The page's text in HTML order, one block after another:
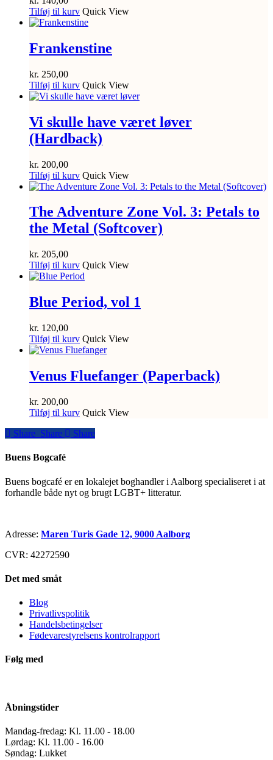
Tilføj til kurv Quick View
Frankenstine
kr. 250,00
Tilføj til kurv Quick View
Vi skulle have været løver
(Hardback)
kr. 200,00
Tilføj til kurv Quick View
The Adventure Zone Vol. 3: Petals to
the Metal (Softcover)
kr. 205,00
Tilføj til kurv Quick View
Blue Period, vol 1
kr. 120,00
Tilføj til kurv Quick View
Venus Fluefanger (Paperback)
kr. 200,00
Tilføj til kurv Quick View
Share
Share Share Share
Buens Bogcafé
Buens bogcafé er en lokalejet boghandler i Aalborg specialiseret i at
forhandle både nyt og brugt LGBT+ litteratur.
Adresse: Maren Turis Gade 12, 9000 Aalborg
CVR: 42272590
Det med småt
Blog
Privatlivspolitik
Handelsbetingelser
Fødevarestyrelsens kontrolrapport
Følg med
Åbningstider
Mandag-fredag: Kl. 11.00 - 18.00
Lørdag: Kl. 11.00 - 16.00
Søndag: Lukket